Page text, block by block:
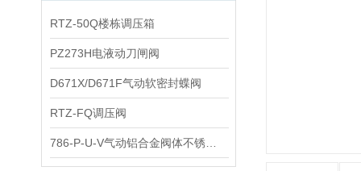
RTZ-50Q楼栋调压箱
PZ273H电液动刀闸阀
D671X/D671F气动软密封蝶阀
RTZ-FQ调压阀